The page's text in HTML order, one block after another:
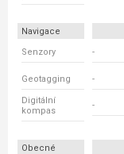
Navigace
Senzory
-
Geotagging -
Digitální
kompas
-
Obecné